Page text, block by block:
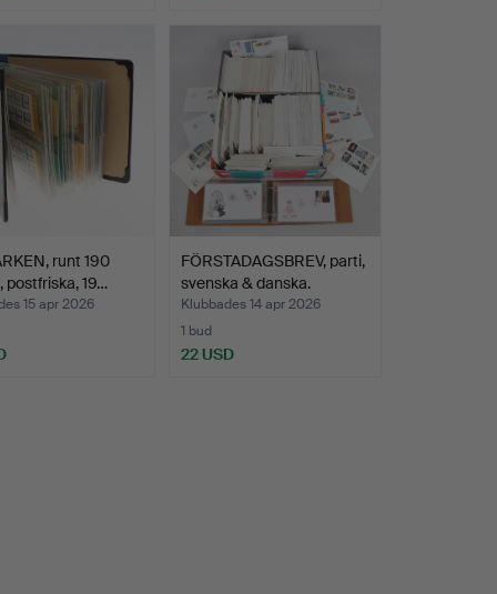
runt 190
postfriska, 19…
15 apr 2026
FÖRSTADAGSBREV, parti,
svenska & danska.
Klubbades 14 apr 2026
1 bud
22 USD